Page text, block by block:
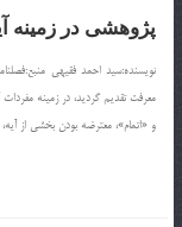
پژوهشی در زمینه
معرفت تقدیم گردید، در زمینه مفردات
و «اتمام‌»، معترضه بودن بخشی از